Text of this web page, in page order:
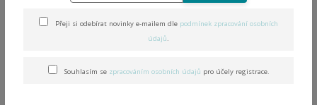
Dárkový poukaz 2500 Kč
Přeji si odebírat novinky e-mailem dle podmínek zpracování osobních
údajů.
Souhlasím se zpracováním osobních údajů pro účely registrace.